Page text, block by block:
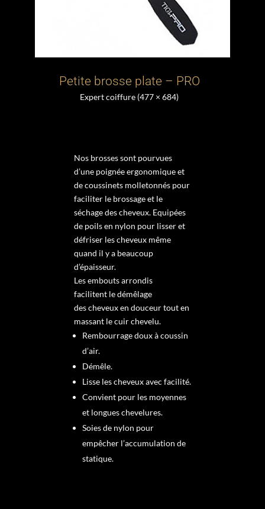
Petite brosse plate – PRO
Expert coiffure (477 × 684)
Nos brosses sont pourvues
d’une poignée ergonomique et
de coussinets molletonnés pour
faciliter le brossage et le
séchage des cheveux. Equipées
de poils en nylon pour lisser et
défriser les cheveux même
quand il y a beaucoup
d’épaisseur.
Les embouts arrondis
facilitent le démêlage
des cheveux en douceur tout en
massant le cuir chevelu.
Rembourrage doux à coussin
d’air.
Démêle.
Lisse les cheveux avec facilité.
Convient pour les moyennes
et longues chevelures.
Soies de nylon pour
empêcher l’accumulation de
statique.